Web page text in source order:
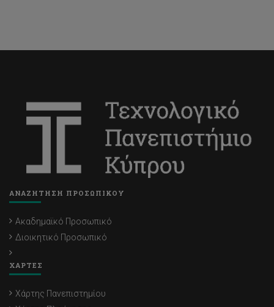
ΑΝΑΖΗΤΗΣΗ ΠΡΟΣΩΠΙΚΟΥ
Ακαδημαϊκό Προσωπικό
Διοικητικό Προσωπικό
ΧΑΡΤΕΣ
Χάρτης Πανεπιστημίου